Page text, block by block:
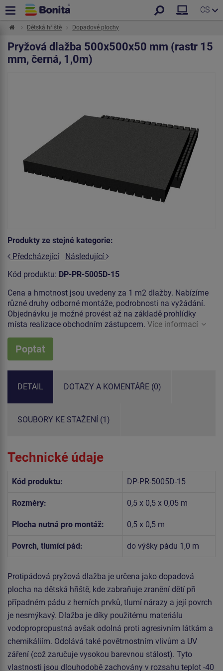
CS
Dětská hřiště Dopadové plochy
Pryžová dlažba 500x500x50 mm (rastr 15
mm, černá, 1,0m)
Produkty ze stejné kategorie:
Předcházející
Následující
Kód produktu: DP-PR-5005D-15
Cena a hmotnost jsou uvedeny za 1 m2 dlažby. Nabízíme
různé druhy odborné montáže, podrobnosti na vyžádání.
Objednávku je možné provést až na základě prohlídky
místa realizace obchodním zástupcem. Více informací
Poptat
DETAIL DOTAZY A KOMENTÁŘE (0)
SOUBORY KE STAŽENÍ (1)
Technické údaje
Kód produktu: DP-PR-5005D-15
Rozměry: 0,5 x 0,5 x 0,05 m
Plocha nutná pro montáž: 0,5 x 0,5 m
Povrch, tlumící pád: do výšky pádu 1,0 m
Protipádová pryžová dlažba je určena jako dopadová
plocha na dětská hřiště, kde zabraňuje zranění dětí při
případném pádu z herních prvků, tlumí nárazy a její povrch
je nesmýkavý. Dlažba je díky použitému materiálu
vodopropropustná avšak odolná proti agresivním látkám a
chemikáliím. Odolává také povětrnostním vlivům a UV
záření (což zaručuje vysokou barevnou stálost). Tyto
vlastnosti jsou dlouhodobě zachovány v rozsahu teplot -40